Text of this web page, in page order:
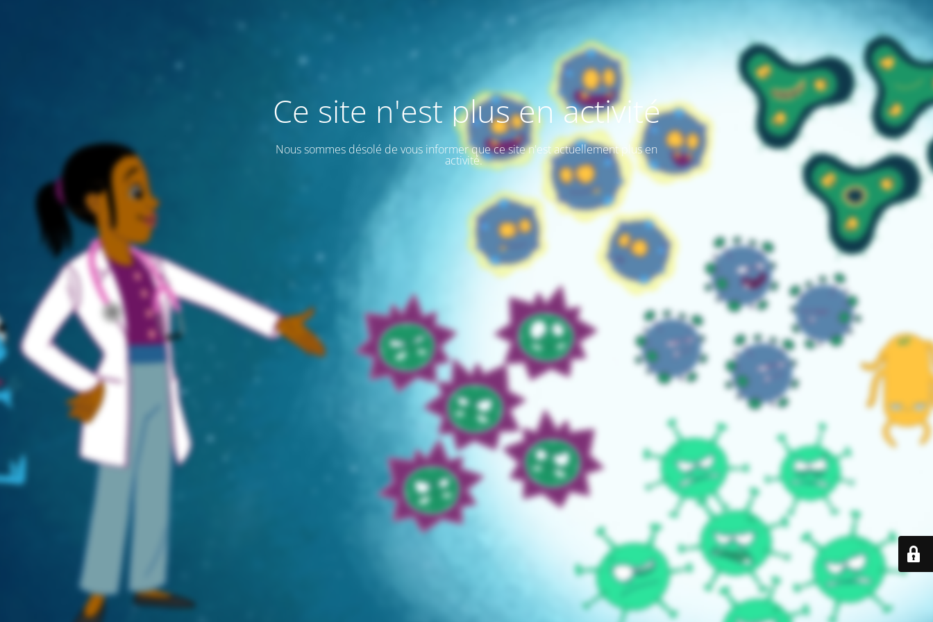
Ce site n'est plus en activité
Nous sommes désolé de vous informer que ce site n'est actuellement plus en
activité.